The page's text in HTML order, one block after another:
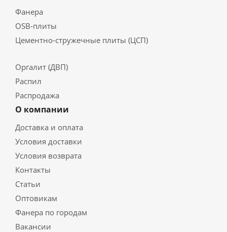
Фанера
OSB-плиты
Цементно-стружечные плиты (ЦСП)
Оргалит (ДВП)
Распил
Распродажа
О компании
Доставка и оплата
Условия доставки
Условия возврата
Контакты
Статьи
Оптовикам
Фанера по городам
Вакансии